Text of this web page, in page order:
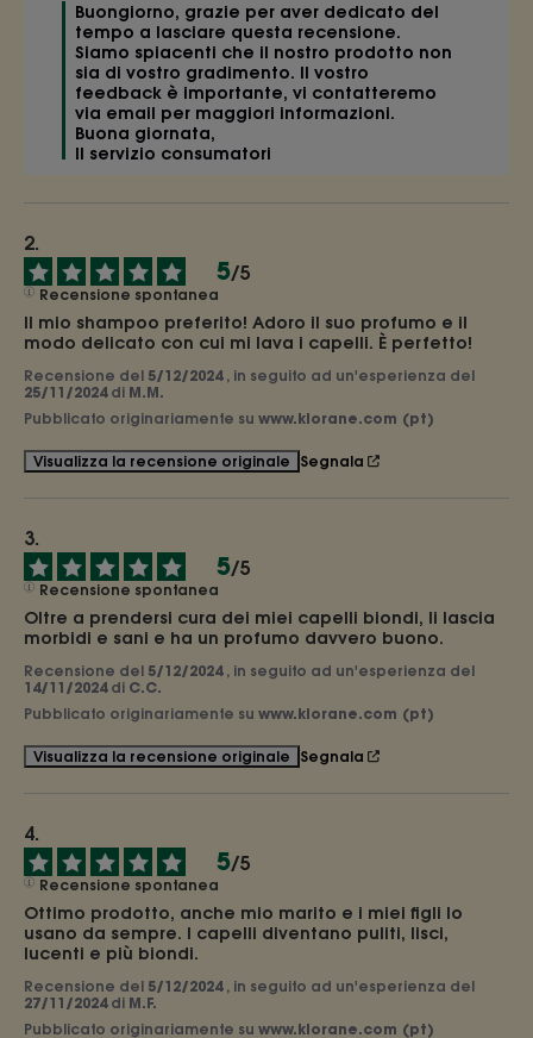
Buongiorno, grazie per aver dedicato del
tempo a lasciare questa recensione.
Siamo spiacenti che il nostro prodotto non
sia di vostro gradimento. Il vostro
feedback è importante, vi contatteremo
via email per maggiori informazioni.
Buona giornata,
Il servizio consumatori
5/5
Recensione spontanea
Il mio shampoo preferito! Adoro il suo profumo e il
modo delicato con cui mi lava i capelli. È perfetto!
Recensione del 5/12/2024 , in seguito ad un'esperienza del
25/11/2024 di M.M.
Pubblicato originariamente su www.klorane.com (pt)
Visualizza la recensione originale Segnala
5/5
Recensione spontanea
Oltre a prendersi cura dei miei capelli biondi, li lascia
morbidi e sani e ha un profumo davvero buono.
Recensione del 5/12/2024 , in seguito ad un'esperienza del
14/11/2024 di C.C.
Pubblicato originariamente su www.klorane.com (pt)
Visualizza la recensione originale Segnala
5/5
Recensione spontanea
Ottimo prodotto, anche mio marito e i miei figli lo
usano da sempre. I capelli diventano puliti, lisci,
lucenti e più biondi.
Recensione del 5/12/2024 , in seguito ad un'esperienza del
27/11/2024 di M.F.
Pubblicato originariamente su www.klorane.com (pt)